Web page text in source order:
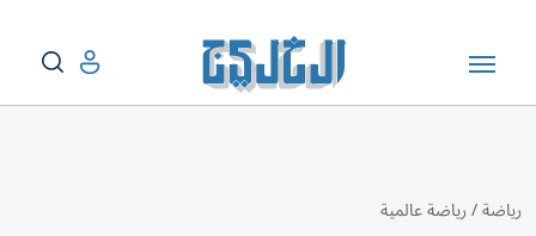
رياضة/رياضة عالمية